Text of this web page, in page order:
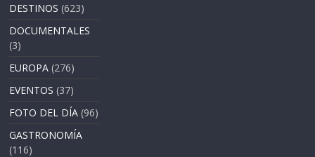
DESTINOS (623)
DOCUMENTALES
(3)
EUROPA (276)
EVENTOS (37)
FOTO DEL DÍA (96)
GASTRONOMÍA
(116)